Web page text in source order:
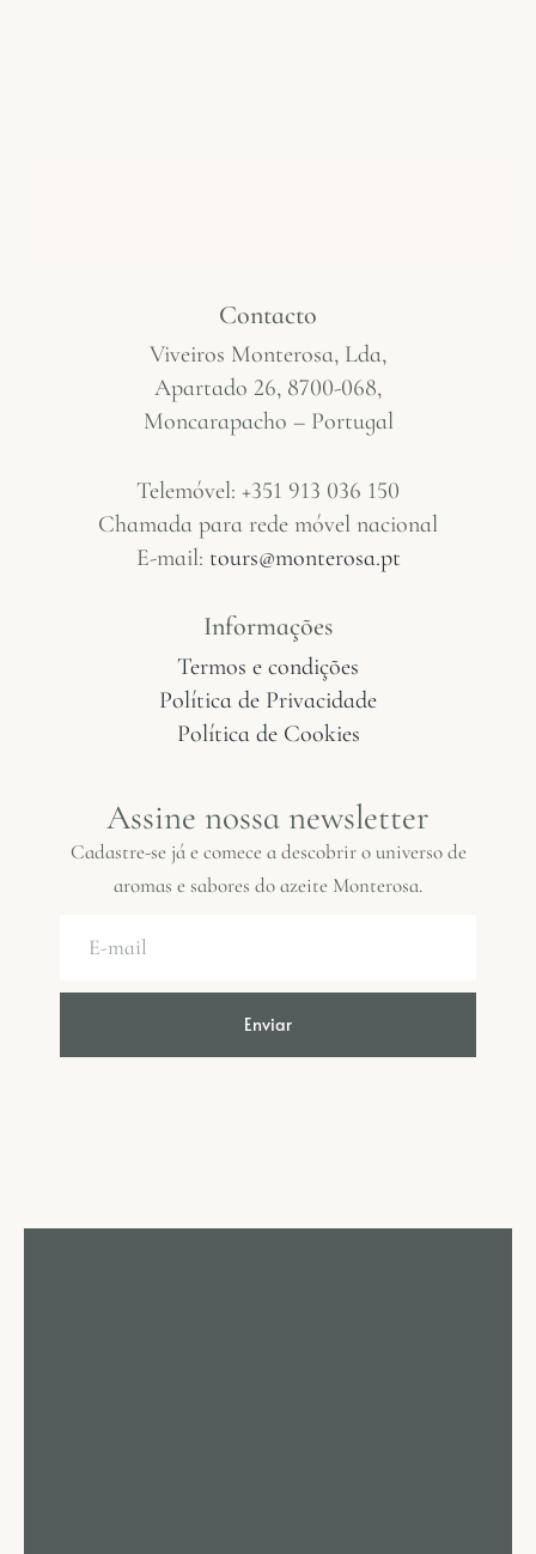
Contacto
Viveiros Monterosa, Lda,
Apartado 26, 8700-068,
Moncarapacho – Portugal
Telemóvel: +351 913 036 150
Chamada para rede móvel nacional
E-mail: tours@monterosa.pt
Informações
Termos e condições
Política de Privacidade
Política de Cookies
Assine nossa newsletter
Cadastre-se já e comece a descobrir o universo de
aromas e sabores do azeite Monterosa.
Enviar